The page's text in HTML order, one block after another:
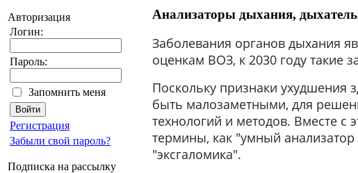
Авторизация
Логин:
Пароль:
Запомнить меня
Регистрация
Забыли свой пароль?
Подписка на рассылку
Анализаторы дыхания,
Заболевания органов дыхания
оценкам ВОЗ, к 2030 году такие
Поскольку признаки ухудшения
быть малозаметными, для
технологий и методов. Вместе
термины, как "умный
"эксгаломика".